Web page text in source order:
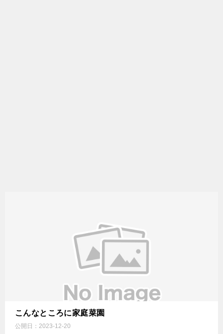
こんなところに家庭菜園
公開日： 2023-12-20